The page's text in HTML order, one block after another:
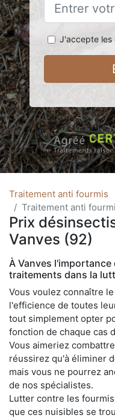
J'accepte les
Traitement anti fourmis
Traitement anti
Prix
Vanves (92)
À Vanves
traitements dans la
Vous voulez connaître
l'efficience de toutes
tout simplement opter
fonction de chaque cas
Vous aimeriez
réussirez qu'à éliminer
mais vous ne pourrez
de nos spécialistes.
Lutter contre les
que ces nuisibles se